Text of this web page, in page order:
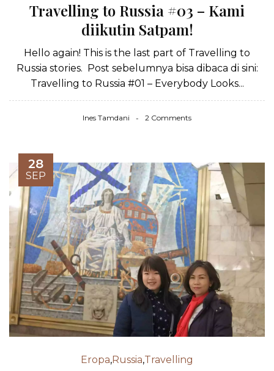
Travelling to Russia #03 – Kami
diikutin Satpam!
Hello again! This is the last part of Travelling to
Russia stories. Post sebelumnya bisa dibaca di sini:
Travelling to Russia #01 – Everybody Looks...
Ines Tamdani 2 Comments
28
SEP
Eropa,Russia,Travelling